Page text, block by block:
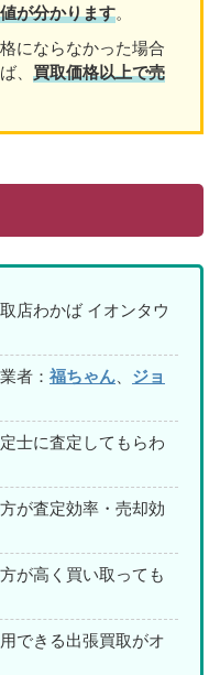
が分かります。
にならなかった場合
、 買取価格以上で売
店わかば イオンタウ
者： 福ちゃん
ジョ
士に査定してもらわ
が査定効率・売却効
が高く買い取っても
できる出張買取がオ